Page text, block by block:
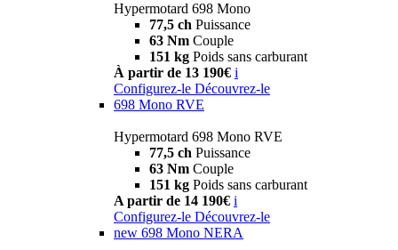
Hypermotard 698 Mono
77,5 ch Puissance
63 Nm Couple
151 kg Poids sans carburant
À partir de 13 190€ i
Configurez-le Découvrez-le
698 Mono RVE
Hypermotard 698 Mono RVE
77,5 ch Puissance
63 Nm Couple
151 kg Poids sans carburant
A partir de 14 190€ i
Configurez-le Découvrez-le
new 698 Mono NERA